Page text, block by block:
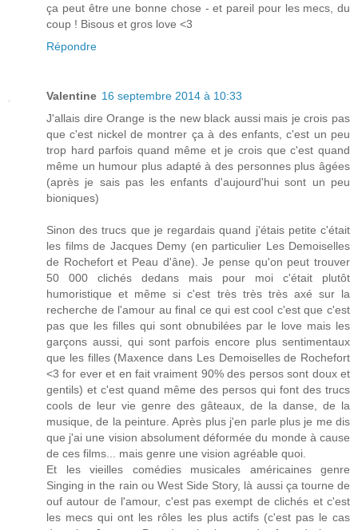
ça peut être une bonne chose - et pareil pour les mecs, du
coup ! Bisous et gros love <3
Répondre
Valentine 16 septembre 2014 à 10:33
J'allais dire Orange is the new black aussi mais je crois pas
que c'est nickel de montrer ça à des enfants, c'est un peu
trop hard parfois quand même et je crois que c'est quand
même un humour plus adapté à des personnes plus âgées
(après je sais pas les enfants d'aujourd'hui sont un peu
bioniques)
Sinon des trucs que je regardais quand j'étais petite c'était
les films de Jacques Demy (en particulier Les Demoiselles
de Rochefort et Peau d'âne). Je pense qu'on peut trouver
50 000 clichés dedans mais pour moi c'était plutôt
humoristique et même si c'est très très très axé sur la
recherche de l'amour au final ce qui est cool c'est que c'est
pas que les filles qui sont obnubilées par le love mais les
garçons aussi, qui sont parfois encore plus sentimentaux
que les filles (Maxence dans Les Demoiselles de Rochefort
<3 for ever et en fait vraiment 90% des persos sont doux et
gentils) et c'est quand même des persos qui font des trucs
cools de leur vie genre des gâteaux, de la danse, de la
musique, de la peinture. Après plus j'en parle plus je me dis
que j'ai une vision absolument déformée du monde à cause
de ces films... mais genre une vision agréable quoi.
Et les vieilles comédies musicales américaines genre
Singing in the rain ou West Side Story, là aussi ça tourne de
ouf autour de l'amour, c'est pas exempt de clichés et c'est
les mecs qui ont les rôles les plus actifs (c'est pas le cas